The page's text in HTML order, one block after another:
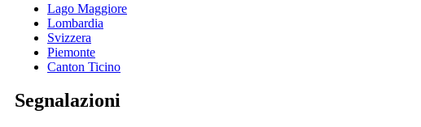
Lago Maggiore
Lombardia
Svizzera
Piemonte
Canton Ticino
Segnalazioni